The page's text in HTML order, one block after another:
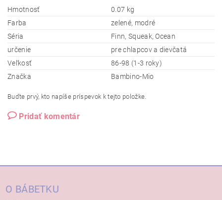
Hmotnosť
0.07 kg
Farba
zelené, modré
Séria
Finn, Squeak, Ocean
určenie
pre chlapcov a dievčatá
Veľkosť
86-98 (1-3 roky)
Značka
Bambino-Mio
Buďte prvý, kto napíše príspevok k tejto položke.
Pridať komentár
O BÁBETKU